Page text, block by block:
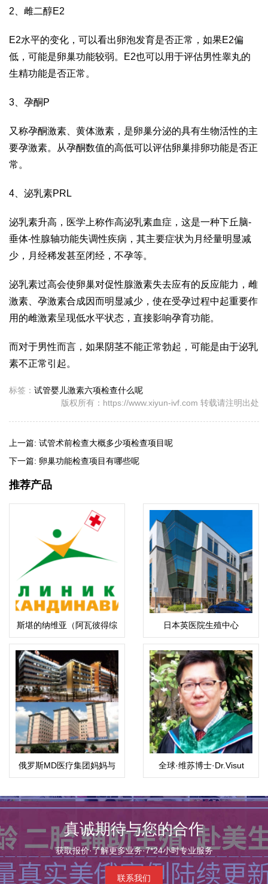
2、雌二醇E2
E2水平的变化，可以看出卵泡发育是否正常，如果E2偏
低，可能是卵巢功能较弱。E2也可以用于评估男性睾丸的
生精功能是否正常。
3、孕酮P
又称孕酮激素、黄体激素，是卵巢分泌的具有生物活性的主
要孕激素。从孕酮数值的高低可以评估卵巢排卵功能是否正
常。
4、泌乳素PRL
泌乳素升高，医学上称作高泌乳素血症，这是一种下丘脑-
垂体-性腺轴功能失调性疾病，其主要症状为月经量明显减
少，月经稀发甚至闭经，不孕等。
泌乳素过高会使卵巢对促性腺激素失去应有的反应能力，雌
激素、孕激素合成因而明显减少，使在受孕过程中起重要作
用的雌激素呈现低水平状态，直接影响孕育功能。
而对于男性而言，如果阴茎不能正常勃起，可能是由于泌乳
素不正常引起。
标签： 试管婴儿激素六项检查什么呢
版权所有：https://www.xiyun-ivf.com 转载请注明出处
上一篇: 试管术前检查大概多少项检查项目呢
下一篇: 卵巢功能检查项目有哪些呢
推荐产品
斯堪的纳维亚（阿瓦彼得综
合医院）
日本英医院生殖中心
俄罗斯MD医疗集团妈妈与
孩子
全球·维苏博士·Dr.Visut
真诚期待与您的合作
获取报价·了解更多业务·7*24小时专业服务
联系我们